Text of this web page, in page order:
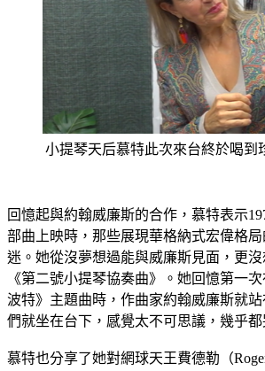
小提琴天后慕特此次來台終於喝到
回憶起與約翰威廉斯的合作，慕特表示
部曲上映時，那些展現華格納式宏偉格
迷。她從沒夢想過能與威廉斯見面，更
《第二號小提琴協奏曲》。她回憶第一
波特》主題曲時，作曲家約翰威廉斯就
們就坐在台下，感覺太不可思議，幾乎都
慕特也分享了她對網球天王費德勒（